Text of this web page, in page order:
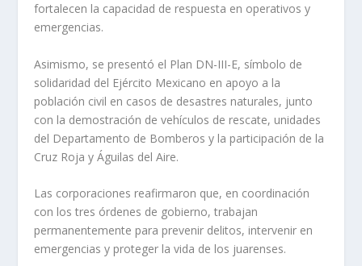
fortalecen la capacidad de respuesta en operativos y
emergencias.
Asimismo, se presentó el Plan DN-III-E, símbolo de
solidaridad del Ejército Mexicano en apoyo a la
población civil en casos de desastres naturales, junto
con la demostración de vehículos de rescate, unidades
del Departamento de Bomberos y la participación de la
Cruz Roja y Águilas del Aire.
Las corporaciones reafirmaron que, en coordinación
con los tres órdenes de gobierno, trabajan
permanentemente para prevenir delitos, intervenir en
emergencias y proteger la vida de los juarenses.